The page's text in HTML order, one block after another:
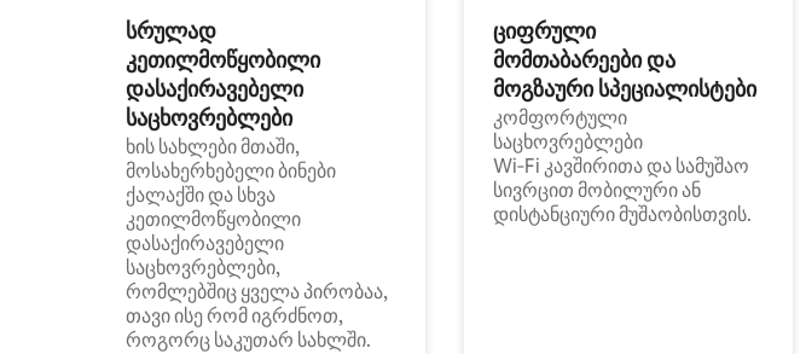
სრულად
კეთილმოწყობილი
დასაქირავებელი
საცხოვრებლები
ხის სახლები მთაში,
მოსახერხებელი ბინები
ქალაქში და სხვა
კეთილმოწყობილი
დასაქირავებელი
საცხოვრებლები,
რომლებშიც ყველა პირობაა,
თავი ისე რომ იგრძნოთ,
როგორც საკუთარ სახლში.
ციფრული
მომთაბარეები და
მოგზაური სპეციალისტები
კომფორტული
საცხოვრებლები
Wi‑Fi კავშირითა და სამუშაო
სივრცით მობილური ან
დისტანციური მუშაობისთვის.